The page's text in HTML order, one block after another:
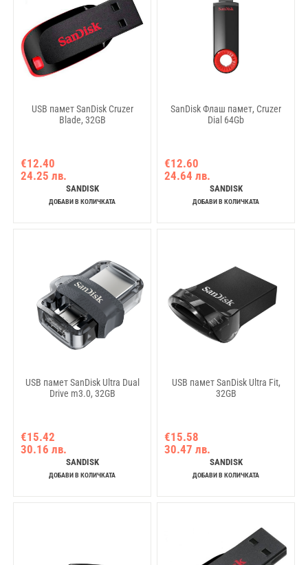
USB памет SanDisk Cruzer
Blade, 32GB
€12.40
24.25 лв.
SANDISK
ДОБАВИ В КОЛИЧКАТА
SanDisk Флаш памет, Cruzer
Dial 64Gb
€12.60
24.64 лв.
SANDISK
ДОБАВИ В КОЛИЧКАТА
USB памет SanDisk Ultra Dual
Drive m3.0, 32GB
€15.42
30.16 лв.
SANDISK
ДОБАВИ В КОЛИЧКАТА
USB памет SanDisk Ultra Fit,
32GB
€15.58
30.47 лв.
SANDISK
ДОБАВИ В КОЛИЧКАТА